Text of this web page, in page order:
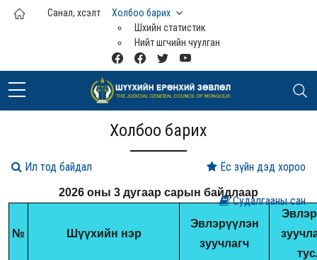
Үндсэн агуулга руу шилжих
Санал, хүсэлт
Холбоо барих
Шүүхийн статистик
Нийт шүүгчийн чуулган
Холбоо барих
2026 оны 3 дугаар сарын байдлаар
№ Шүүхийн нэр
Эвлэрүүлэн
зуучлагч
Судалгааны сан
Ёс зүйн дэд хороо
Ил тод байдал